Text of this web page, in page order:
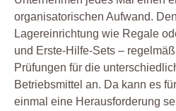
organisatorischen Aufwand.
Lagereinrichtung wie Regale
und Erste-Hilfe-Sets –
Prüfungen für die
Betriebsmittel an. Da kann es
einmal eine Herausforderung